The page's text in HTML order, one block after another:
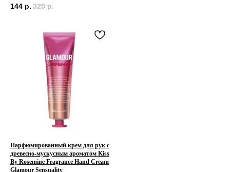
Парфюмированный крем для рук с
древесно-мускусным ароматом Kiss
By Rosemine Fragrance Hand Cream
Glamour Sensuality
144 р. 320 р.
Оплата и доставка
Политика обработки
персональных данных
Бонусная программа